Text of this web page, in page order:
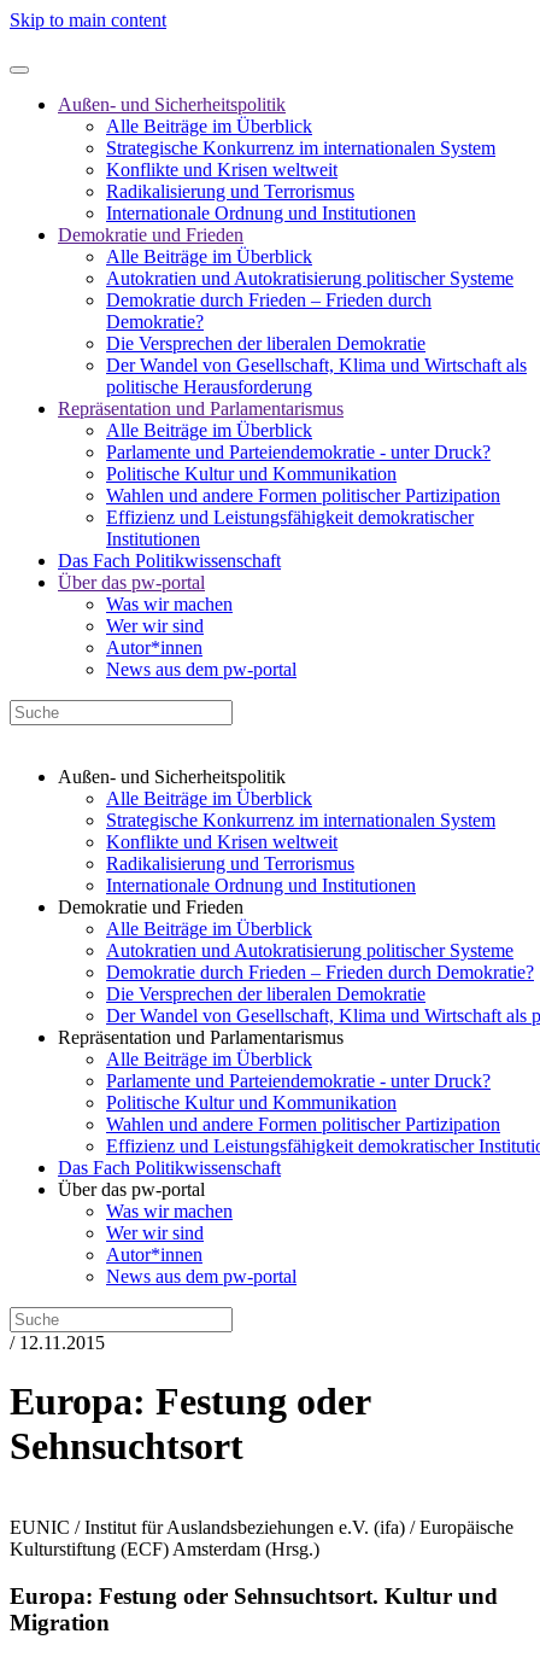
Skip to main content
Außen- und Sicherheitspolitik
Alle Beiträge im Überblick
Strategische Konkurrenz im internationalen System
Konflikte und Krisen weltweit
Radikalisierung und Terrorismus
Internationale Ordnung und Institutionen
Demokratie und Frieden
Alle Beiträge im Überblick
Autokratien und Autokratisierung politischer Systeme
Demokratie durch Frieden – Frieden durch
Demokratie?
Die Versprechen der liberalen Demokratie
Der Wandel von Gesellschaft, Klima und Wirtschaft als
politische Herausforderung
Repräsentation und Parlamentarismus
Alle Beiträge im Überblick
Parlamente und Parteiendemokratie - unter Druck?
Politische Kultur und Kommunikation
Wahlen und andere Formen politischer Partizipation
Effizienz und Leistungsfähigkeit demokratischer
Institutionen
Das Fach Politikwissenschaft
Über das pw-portal
Was wir machen
Wer wir sind
Autor*innen
News aus dem pw-portal
Außen- und Sicherheitspolitik
Alle Beiträge im Überblick
Strategische Konkurrenz im internationalen System
Konflikte und Krisen weltweit
Radikalisierung und Terrorismus
Internationale Ordnung und Institutionen
Demokratie und Frieden
Alle Beiträge im Überblick
Autokratien und Autokratisierung politischer Systeme
Demokratie durch Frieden – Frieden durch Demokratie?
Die Versprechen der liberalen Demokratie
Der Wandel von Gesellschaft, Klima und Wirtschaft als
Repräsentation und Parlamentarismus
Alle Beiträge im Überblick
Parlamente und Parteiendemokratie - unter Druck?
Politische Kultur und Kommunikation
Wahlen und andere Formen politischer Partizipation
Effizienz und Leistungsfähigkeit demokratischer
Das Fach Politikwissenschaft
Über das pw-portal
Was wir machen
Wer wir sind
Autor*innen
News aus dem pw-portal
/ 12.11.2015
Europa: Festung oder
Sehnsuchtsort
EUNIC / Institut für Auslandsbeziehungen e.V. (ifa) / Europäische
Kulturstiftung (ECF) Amsterdam (Hrsg.)
Europa: Festung oder Sehnsuchtsort. Kultur und
Migration